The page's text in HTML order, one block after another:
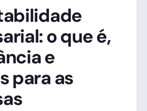
o que é,
e
para as